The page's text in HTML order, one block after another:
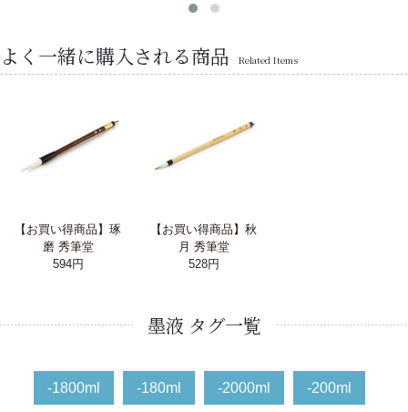
よく一緒に購入される商品 Related Items
【お買い得商品】琢
磨 秀筆堂
594円
【お買い得商品】秋
月 秀筆堂
528円
墨液 タグ一覧
-1800ml -180ml -2000ml -200ml